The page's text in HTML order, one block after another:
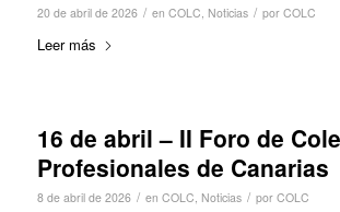
20 de abril de 2026 / en COLC, Noticias / por COLC
Leer más
16 de abril – II Foro de
Profesionales de Canarias
8 de abril de 2026 / en COLC, Noticias / por COLC